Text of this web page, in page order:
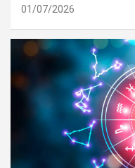
01/07/2026